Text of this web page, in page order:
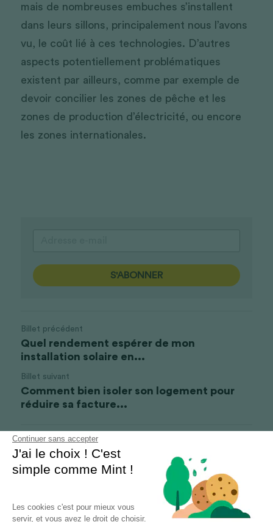
Continuer sans accepter
J'ai le choix ! C'est
simple comme Mint !
Les cookies c'est pour mieux vous
servir, et vous avez le droit de choisir.
mais de nombreuses embuches s’installent
dans leurs sillons, principalement nous l’avons
vu, le coût lié à ces technologies. D’autres
aspects potentiellement problématiques
existent par ailleurs, comme par exemple de
devoir concilier les zones de pêche et les
zones de production d’électricité, ou encore
les zones internationales.
S'ABONNER
Billet précédent
Quel rendement espérer de mon
installation solaire en...
Billet suivant
Comment bien isoler son logement pour
réduire sa facture...
Revenir au site